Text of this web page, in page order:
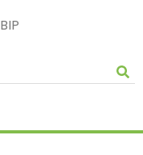
BIP